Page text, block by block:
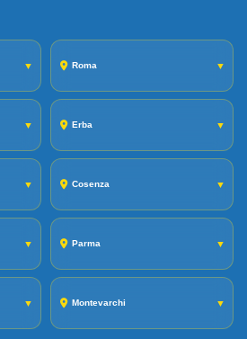
▼ Roma ▼
▼ Erba ▼
▼ Cosenza ▼
▼ Parma ▼
▼ Montevarchi ▼